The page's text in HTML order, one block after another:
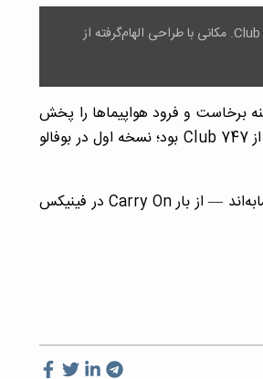
در دهه‌ ۷۰ میلادی، شهر روچستر نیویورک میزبان یکی از خاص‌ترین کلاب‌های دنیا بود — Club 747. مکانی با طراحی الهام‌گرفته از
برخاست و فرود هواپیماها را پخش
می‌کردند تا حس پرواز در آسمان را روی زمین تجربه کنی. این کلاب دومین نسخه از Club 747 بود؛ نسخه اول در بوفالو
؛ امروز هم هنوز طرفداران تم‌های هوانوردی به دنبال فضاهای مشابه‌اند — از بار Carry On در فینیکس